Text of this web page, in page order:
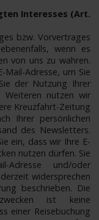
Interesses (Art.
bzw. Vorvertrages
wenn es
von uns zu wahren.
Mail-Adresse, um Sie
der Nutzung Ihrer
Weiteren nutzen wir
Kreuzfahrt-Zeitung
Ihrer persönlichen
des Newsletters.
ein, dass wir Ihre E-
nutzen dürfen. Sie
Adresse und/oder
widersprechen
beschrieben. Die
ist keine
einer Reisebuchung